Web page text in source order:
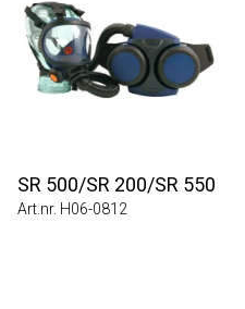
SR 500/SR 200/SR 550
Art.nr. H06-0812